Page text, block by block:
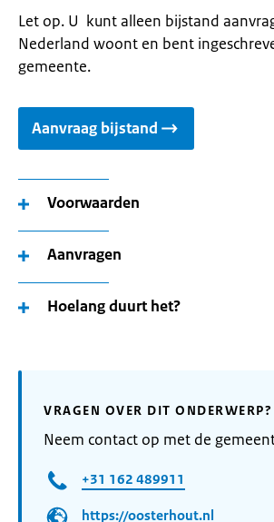
Let op. U kunt alleen bijstand
Nederland woont en bent
gemeente.
Aanvraag bijstand
Voorwaarden
Aanvragen
Hoelang duurt het?
VRAGEN OVER DIT ONDERWERP?
Neem contact op met de
+31 162 489911
https://oosterhout.nl